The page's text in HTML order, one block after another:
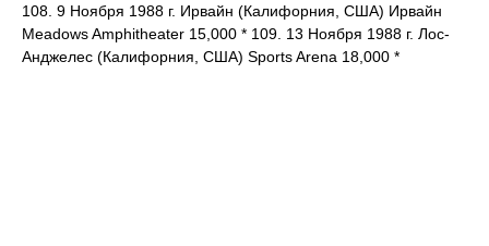
108. 9 Ноября 1988 г. Ирвайн (Калифорния, США) Ирвайн
Meadows Amphitheater 15,000 * 109. 13 Ноября 1988 г. Лос-
Анджелес (Калифорния, США) Sports Arena 18,000 *